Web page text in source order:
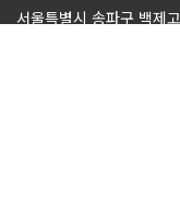
서울특별시 송파구 백